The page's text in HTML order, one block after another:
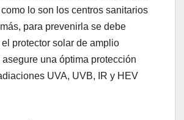
lo son los centros sanitarios
para prevenirla se debe
protector solar de amplio
una óptima protección
UVA, UVB, IR y HEV